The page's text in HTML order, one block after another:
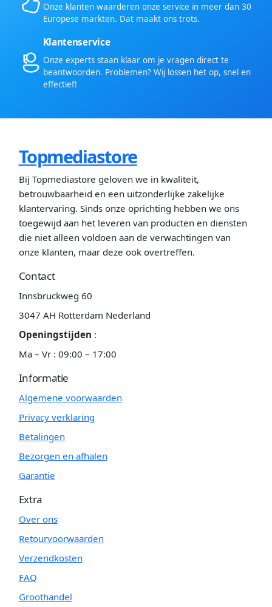
Onze klanten waarderen onze service in meer dan 30
Europese markten. Dat maakt ons trots.
Klantenservice
Onze experts staan klaar om je vragen direct te
beantwoorden. Problemen? Wij lossen het op, snel en
effectief!
Topmediastore
Bij Topmediastore geloven we in kwaliteit,
betrouwbaarheid en een uitzonderlijke zakelijke
klantervaring. Sinds onze oprichting hebben we ons
toegewijd aan het leveren van producten en diensten
die niet alleen voldoen aan de verwachtingen van
onze klanten, maar deze ook overtreffen.
Contact
Innsbruckweg 60
3047 AH Rotterdam Nederland
Openingstijden :
Ma – Vr : 09:00 – 17:00
Informatie
Algemene voorwaarden
Privacy verklaring
Betalingen
Bezorgen en afhalen
Garantie
Extra
Over ons
Retourvoorwaarden
Verzendkosten
FAQ
Groothandel